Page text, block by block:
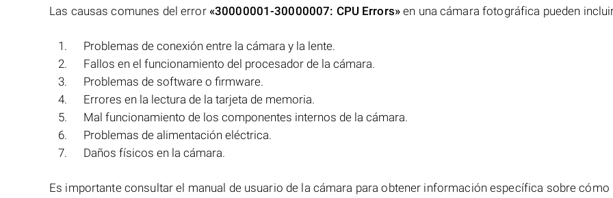
Las causas comunes del error «30000001-30000007: CPU Errors» en una cámara fotográfica pueden
Problemas de conexión entre la cámara y la lente.
Fallos en el funcionamiento del procesador de la cámara.
Problemas de software o firmware.
Errores en la lectura de la tarjeta de memoria.
Mal funcionamiento de los componentes internos de la cámara.
Problemas de alimentación eléctrica.
Daños físicos en la cámara.
Es importante consultar el manual de usuario de la cámara para obtener información específica sobre cómo